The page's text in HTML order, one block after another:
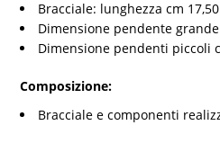
Bracciale: lunghezza cm
Dimensione pendente
Dimensione pendenti piccoli
Composizione:
Bracciale e componenti